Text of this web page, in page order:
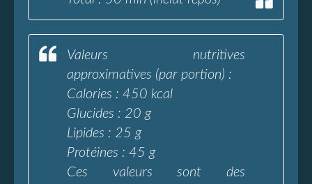
Valeurs nutritives
approximatives (par portion) :
Calories : 450 kcal
Glucides : 20 g
Lipides : 25 g
Protéines : 45 g
Ces valeurs sont des